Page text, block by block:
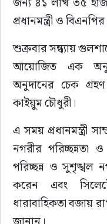
সাক্ষাৎকার
সাহিত্য
প্রধানমন্ত্রী ও
শুক্রবার সন্ধ্যায়
আয়োজিত এক
অনুদানের চেক
কাইয়ুম চৌধুরী।
এ সময় প্রধানমন্ত্রী
নগরীর পরিচ্ছন্নতা
পরিচ্ছন্ন ও সুশৃঙ্খল
করেন এবং
ধারাবাহিকতা বজায়